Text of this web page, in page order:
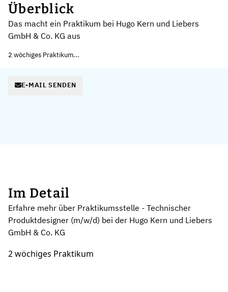
Überblick
Das macht ein Praktikum bei Hugo Kern und Liebers
GmbH & Co. KG aus
2 wöchiges Praktikum...
E-MAIL SENDEN
Im Detail
Erfahre mehr über Praktikumsstelle - Technischer
Produktdesigner (m/w/d) bei der Hugo Kern und Liebers
GmbH & Co. KG
2 wöchiges Praktikum